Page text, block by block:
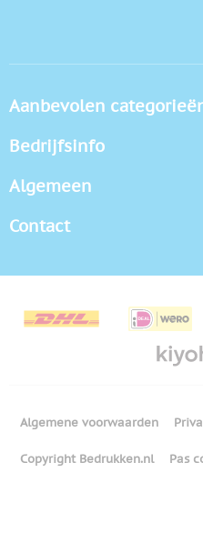
Aanbevolen
Bedrijfsinfo
Algemeen
Contact
Algemene voorwaarden
Copyright Bedrukken.nl Pas